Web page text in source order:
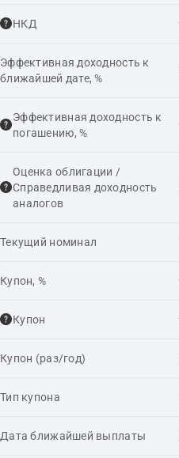
НКД
Эффективная доходность к
ближайшей дате, %
Эффективная доходность к
погашению, %
Оценка облигации /
Справедливая доходность
аналогов
Текущий номинал
Купон, %
Купон
Купон (раз/год)
Тип купона
Дата ближайшей выплаты